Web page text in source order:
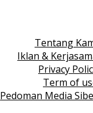
Tentang
Iklan &
Privacy
Term of
Pedoman Media